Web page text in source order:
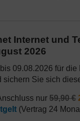
Internet und
2026
09.08.2026 für die
sichern Sie sich
nur 59,90 €
(Vertrag 24